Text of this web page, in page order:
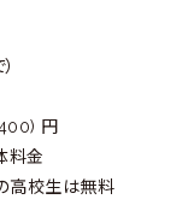
円
金
生は無料